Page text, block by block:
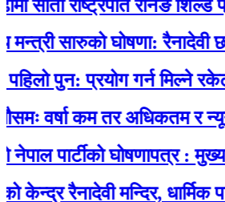
राष्ट्रपति रनिङ शिल्ड
सारुको घोषणा: रैनादेवी
पुन: प्रयोग गर्न मिल्ने रकेट
वर्षा कम तर अधिकतम र
पार्टीको घोषणापत्र :
रैनादेवी मन्दिर, धार्मिक